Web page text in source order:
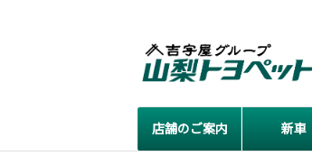
店舗のご案内 新車